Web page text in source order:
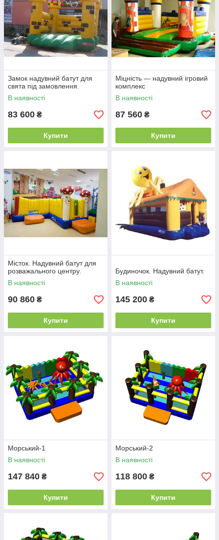
Замок надувний батут для
свята під замовлення.
В наявності
83 600 ₴
Купити
Міцність — надувний ігровий
комплекс
В наявності
87 560 ₴
Купити
Місток. Надувний батут для
розважального центру.
В наявності
90 860 ₴
Купити
Будиночок. Надувний батут.
В наявності
145 200 ₴
Купити
Морський-1
В наявності
147 840 ₴
Купити
Морський-2
В наявності
118 800 ₴
Купити